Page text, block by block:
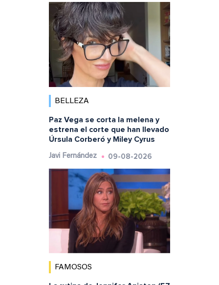
BELLEZA
Paz Vega se corta la melena y
estrena el corte que han llevado
Úrsula Corberó y Miley Cyrus
Javi Fernández 09-08-2026
FAMOSOS